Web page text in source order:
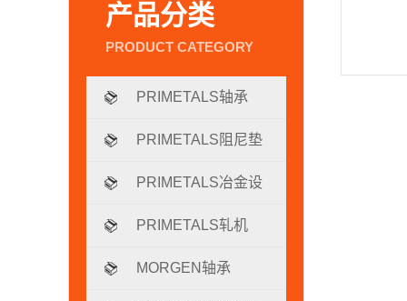
产品分类
PRIMETALS轴承
PRIMETALS阻尼垫
片
PRIMETALS冶金设
备
PRIMETALS轧机
MORGEN轴承